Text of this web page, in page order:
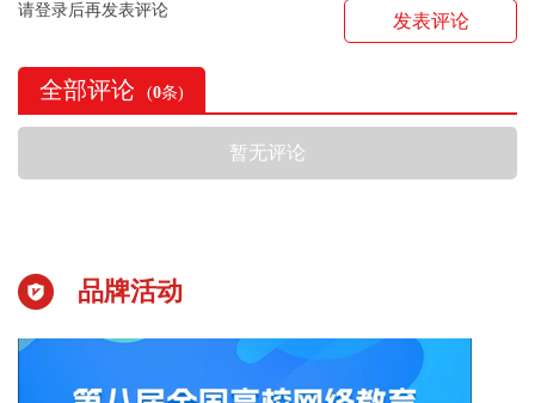
请登录后再发表评论
发表评论
全部评论 (0条)
暂无评论
品牌活动